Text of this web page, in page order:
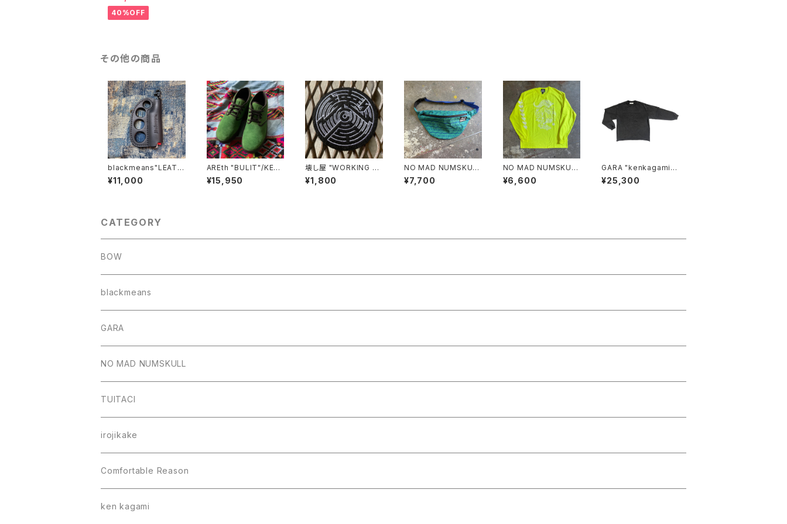
40%OFF
その他の商品
blackmeans"LEATH
ER KNUCKLE LIGHT
ER CASE"
¥11,000
AREth "BULIT"/KELL
Y
¥15,950
壊し屋 "WORKING CL
ASS EMBROIDERY
WAPPEN"
¥1,800
NO MAD NUMSKUL
L "NMN ALL OVER P
ATTERN PRINT WAI
¥7,700
NO MAD NUMSKUL
L "NMN MULTI PRIN
T L/T"(SAFETY GRE
¥6,600
GARA "kenkagami×
GARA LAYER SLEEV
E T-SHIRT"(BLACK×
¥25,300
CATEGORY
BOW
blackmeans
GARA
NO MAD NUMSKULL
TUITACI
irojikake
Comfortable Reason
ken kagami